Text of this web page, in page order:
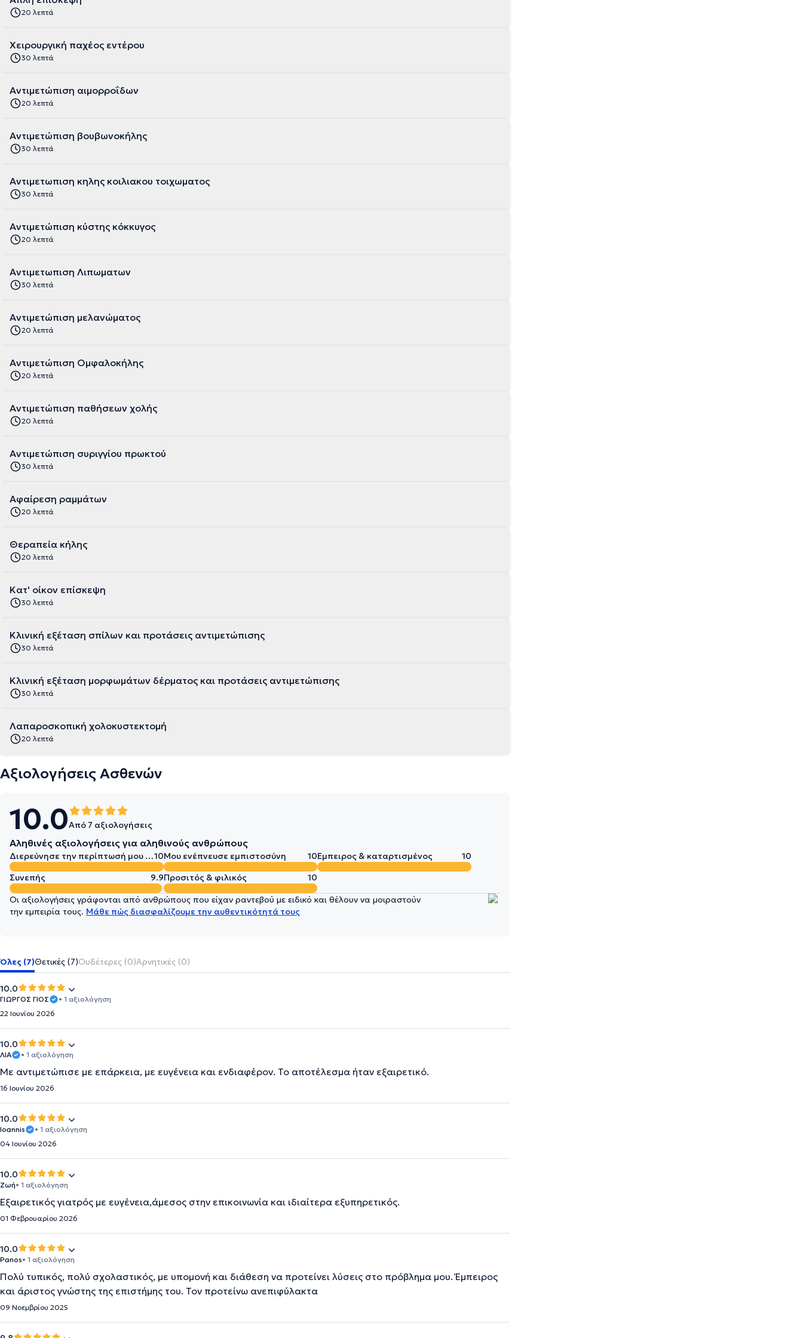
20 λεπτά
Χειρουργική παχέος εντέρου
30 λεπτά
Αντιμετώπιση αιμορροΐδων
20 λεπτά
Αντιμετώπιση βουβωνοκήλης
30 λεπτά
Αντιμετωπιση κηλης κοιλιακου τοιχωματος
30 λεπτά
Αντιμετώπιση κύστης κόκκυγος
20 λεπτά
Αντιμετωπιση Λιπωματων
30 λεπτά
Αντιμετώπιση μελανώματος
20 λεπτά
Αντιμετώπιση Ομφαλοκήλης
20 λεπτά
Αντιμετώπιση παθήσεων χολής
20 λεπτά
Αντιμετώπιση συριγγίου πρωκτού
30 λεπτά
Αφαίρεση ραμμάτων
20 λεπτά
Θεραπεία κήλης
20 λεπτά
Κατ' οίκον επίσκεψη
30 λεπτά
Κλινική εξέταση σπίλων και προτάσεις αντιμετώπισης
30 λεπτά
Κλινική εξέταση μορφωμάτων δέρματος και προτάσεις αντιμετώπισης
30 λεπτά
Λαπαροσκοπική χολοκυστεκτομή
20 λεπτά
Αξιολογήσεις Ασθενών
10.0Από 7 αξιολογήσεις
Αληθινές αξιολογήσεις για αληθινούς ανθρώπους
Διερεύνησε την περίπτωσή μου σε βάθος10Μου ενέπνευσε εμπιστοσύνη 10Έμπειρος & καταρτισμένος
10
Συνεπής
9.9Προσιτός & φιλικός 10
Οι αξιολογήσεις γράφονται από ανθρώπους που είχαν ραντεβού με ειδικό και θέλουν να μοιραστούν
την εμπειρία τους. Μάθε πώς διασφαλίζουμε την αυθεντικότητά τους
Όλες (7)Θετικές (7)Ουδέτερες (0)Αρνητικές (0)
10.0
ΓΙΩΡΓΟΣ ΓΙΟΣ
• 1 αξιολόγηση
22 Ιουνίου 2026
10.0
ΛΙΑ • 1 αξιολόγηση
Με αντιμετώπισε με επάρκεια, με ευγένεια και ενδιαφέρον. Το αποτέλεσμα ήταν εξαιρετικό.
16 Ιουνίου 2026
10.0
Ioannis
• 1 αξιολόγηση
04 Ιουνίου 2026
10.0
Ζωή• 1 αξιολόγηση
Εξαιρετικός γιατρός με ευγένεια,άμεσος στην επικοινωνία και ιδιαίτερα εξυπηρετικός.
01 Φεβρουαρίου 2026
10.0
Panos• 1 αξιολόγηση
Πολύ τυπικός, πολύ σχολαστικός, με υπομονή και διάθεση να προτείνει λύσεις στο πρόβλημα μου. Έμπειρος
και άριστος γνώστης της επιστήμης του. Τον προτείνω ανεπιφύλακτα
09 Νοεμβρίου 2025